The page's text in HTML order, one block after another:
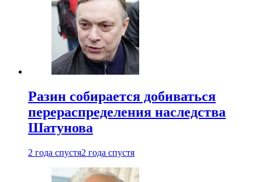
Разин собирается добиваться
перераспределения наследства
Шатунова
2 года спустя2 года спустя